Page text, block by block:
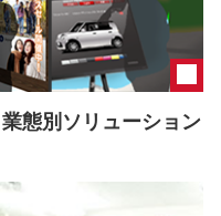
態別ソリューション